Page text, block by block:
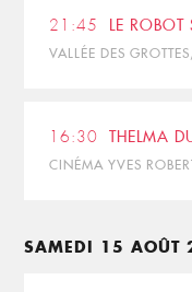
21:45 LE ROBOT
VALLÉE DES
16:30 THELMA
CINÉMA YVES
SAMEDI 15 AOÛT